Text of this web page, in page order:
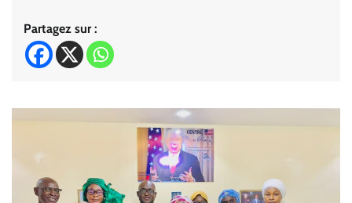
Partagez sur :